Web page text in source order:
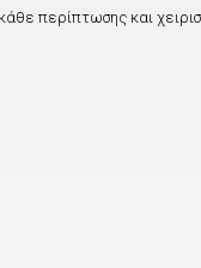
περίπτωσης και